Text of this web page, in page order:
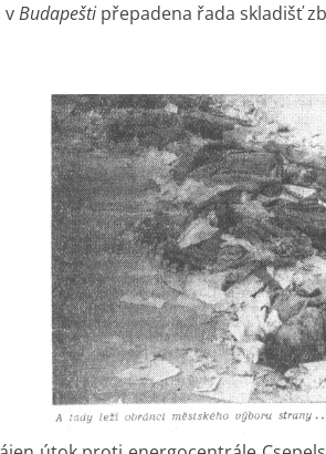
vBudapešti přepadena řada skladišť